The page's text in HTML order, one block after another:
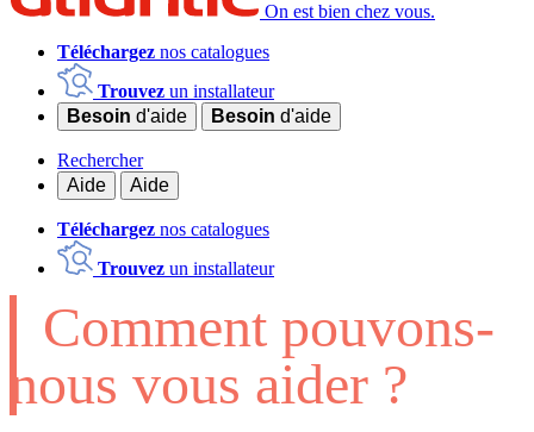
On est bien chez vous.
Téléchargez nos catalogues
Trouvez un installateur
Besoin d'aide Besoin d'aide
Rechercher
Aide
Aide
Téléchargez nos catalogues
Trouvez un installateur
Comment pouvons-
nous vous aider ?